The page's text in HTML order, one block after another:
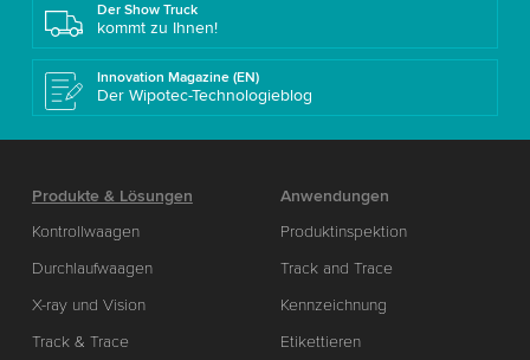
Der Show Truck
kommt zu Ihnen!
Innovation Magazine (EN)
Der Wipotec-Technologieblog
Produkte & Lösungen
Kontrollwaagen
Durchlaufwaagen
X-ray und Vision
Track & Trace
Anwendungen
Produktinspektion
Track and Trace
Kennzeichnung
Etikettieren